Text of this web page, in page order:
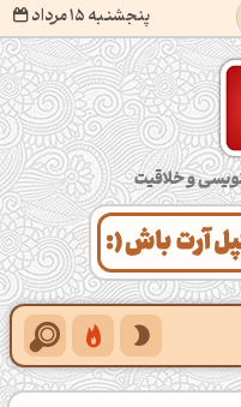
پنجشنبه 15 مرداد